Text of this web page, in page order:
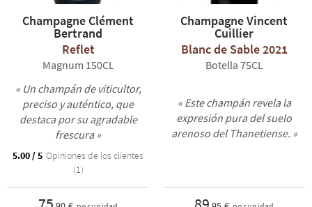
Champagne Clément
Bertrand
Reflet
Magnum 150CL
« Un champán de viticultor,
preciso y auténtico, que
destaca por su agradable
frescura »
5.00 / 5 Opiniones de los clientes
(1)
Champagne Vincent
Cuillier
Blanc de Sable 2021
Botella 75CL
« Este champán revela la
expresión pura del suelo
arenoso del Thanetiense. »